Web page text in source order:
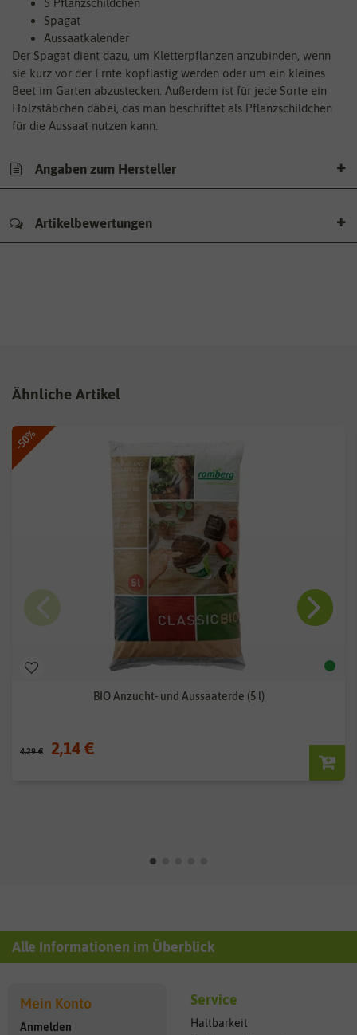
5 Pflanzschildchen
Spagat
Aussaatkalender
Der Spagat dient dazu, um Kletterpflanzen anzubinden, wenn
sie kurz vor der Ernte kopflastig werden oder um ein kleines
Beet im Garten abzustecken. Außerdem ist für jede Sorte ein
Holzstäbchen dabei, das man beschriftet als Pflanzschildchen
für die Aussaat nutzen kann.
Angaben zum Hersteller
Artikelbewertungen
Ähnliche Artikel
-50%
BIO Anzucht- und Aussaaterde (5 l)
4,29 € 2,14 €
Alle Informationen im Überblick
Mein Konto
Anmelden
Service
Haltbarkeit